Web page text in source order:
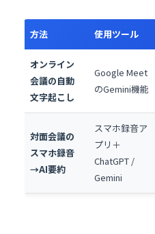
方法 使用ツール
オンライン
会議の自動
文字起こし
Google Meet
のGemini機能
対面会議の
スマホ録音
→AI要約
スマホ録音ア
プリ＋
ChatGPT /
Gemini